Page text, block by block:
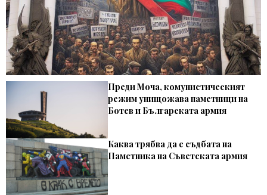
Преди Моча, комунистическият
режим унищожава паметници на
Ботев и Българската армия
Каква трябва да е съдбата на
Паметника на Съветската армия